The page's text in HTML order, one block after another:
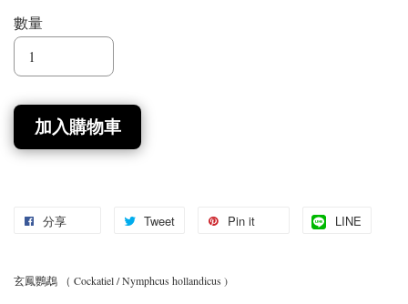
數量
加入購物車
分享 Tweet Pin it LINE
玄鳳鸚鵡 （ Cockatiel / Nymphcus hollandicus )